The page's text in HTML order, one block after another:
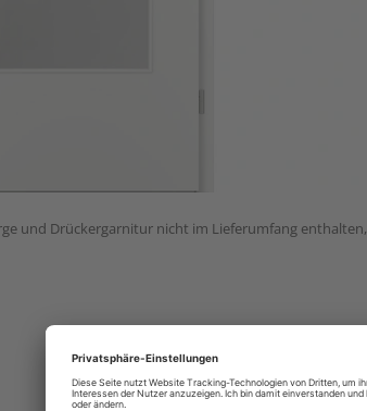
und Drückergarnitur nicht im Lieferumfang enthalten,